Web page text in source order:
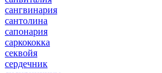
сангвинария
сантолина
сапонария
саркококка
секвойя
сердечник